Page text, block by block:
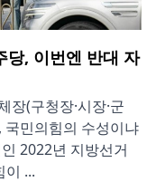
당, 이번엔 반대 자
장(구청장·시장·군
민의힘의 수성이냐
2022년 지방선거
이 ...